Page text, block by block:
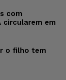
com
em
o filho tem